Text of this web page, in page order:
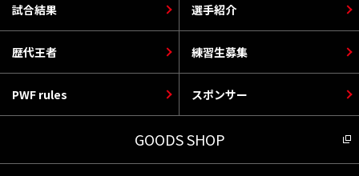
選手紹介
PWF rules
歴代王者
スポンサー
試合結果
練習生募集
GOODS SHOP